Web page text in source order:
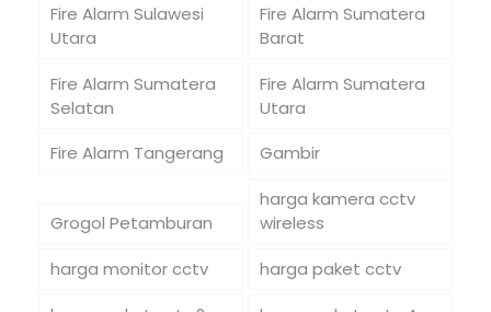
Fire Alarm Sulawesi
Utara
Fire Alarm Sumatera
Barat
Fire Alarm Sumatera
Selatan
Fire Alarm Sumatera
Utara
Fire Alarm Tangerang
Gambir
Grogol Petamburan
harga kamera cctv
wireless
harga monitor cctv
harga paket cctv